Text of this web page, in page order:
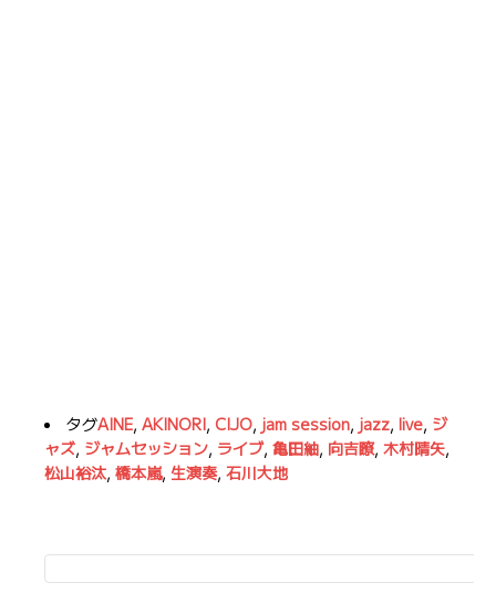
タグAINE, AKINORI, CIJO, jam session, jazz, live, ジ
ャズ, ジャムセッション, ライブ, 亀田紬, 向吉瞭, 木村晴矢,
松山裕汰, 橋本嵐, 生演奏, 石川大地